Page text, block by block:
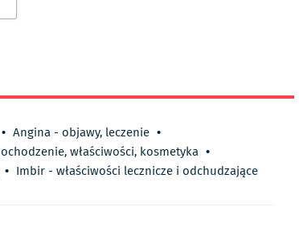
• Angina - objawy, leczenie •
właściwości, kosmetyka •
• Imbir - właściwości lecznicze i odchudzające